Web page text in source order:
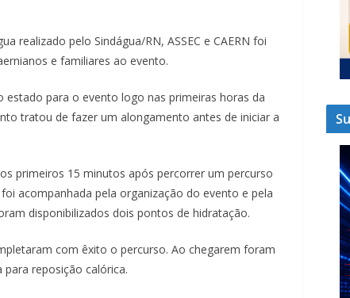
realizado pelo Sindágua/RN, ASSEC e CAERN foi
e familiares ao evento.
para o evento logo nas primeiras horas da
tratou de fazer um alongamento antes de iniciar a
primeiros 15 minutos após percorrer um percurso
acompanhada pela organização do evento e pela
disponibilizados dois pontos de hidratação.
com êxito o percurso. Ao chegarem foram
reposição calórica.